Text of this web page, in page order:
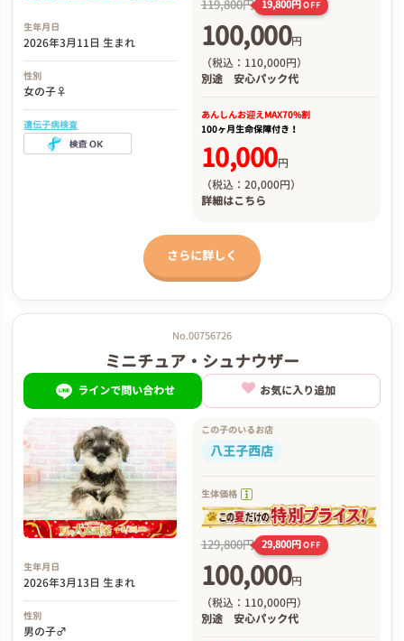
生年月日
2026年3月11日 生まれ
性別
女の子♀
遺伝子病検査
119,800円 19,800円OFF
100,000円
（税込：110,000円）
別途 安心パック代
あんしんお迎えMAX70%割
100ヶ月生命保障付き！
10,000円
（税込：20,000円）
詳細はこちら
さらに詳しく
No.00756726
ミニチュア・シュナウザー
ラインで問い合わせ お気に入り追加
生年月日
2026年3月13日 生まれ
性別
男の子♂
この子のいるお店
八王子西店
生体価格
129,800円 29,800円OFF
100,000円
（税込：110,000円）
別途 安心パック代